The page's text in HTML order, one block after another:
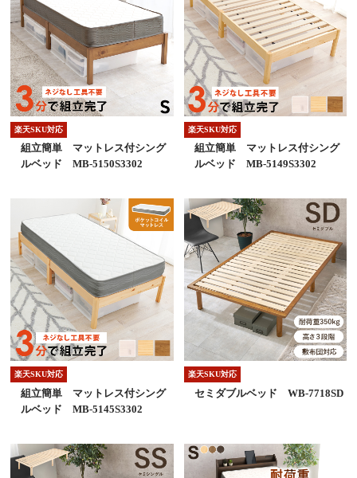
楽天SKU対応
組立簡単 マットレス付シング
ルベッド MB-5150S3302
楽天SKU対応
組立簡単 マットレス付シング
ルベッド MB-5149S3302
楽天SKU対応
組立簡単 マットレス付シング
ルベッド MB-5145S3302
楽天SKU対応
セミダブルベッド WB-7718SD